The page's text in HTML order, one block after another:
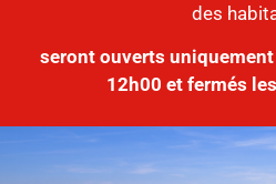
des
seront ouverts
12h00 et fermés